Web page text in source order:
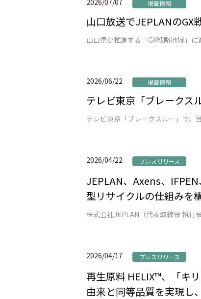
2026/07/07 掲載情報
山口放送でJEPLANのGX
2026/06/22 掲載情報
テレビ東京「ブレークス
2026/04/22 プレスリリース
JEPLAN、Axens、
型リサイクルの仕組みを
2026/04/17 プレスリリース
再生原料 HELIX™、「キ
由来と同等品質を実現し